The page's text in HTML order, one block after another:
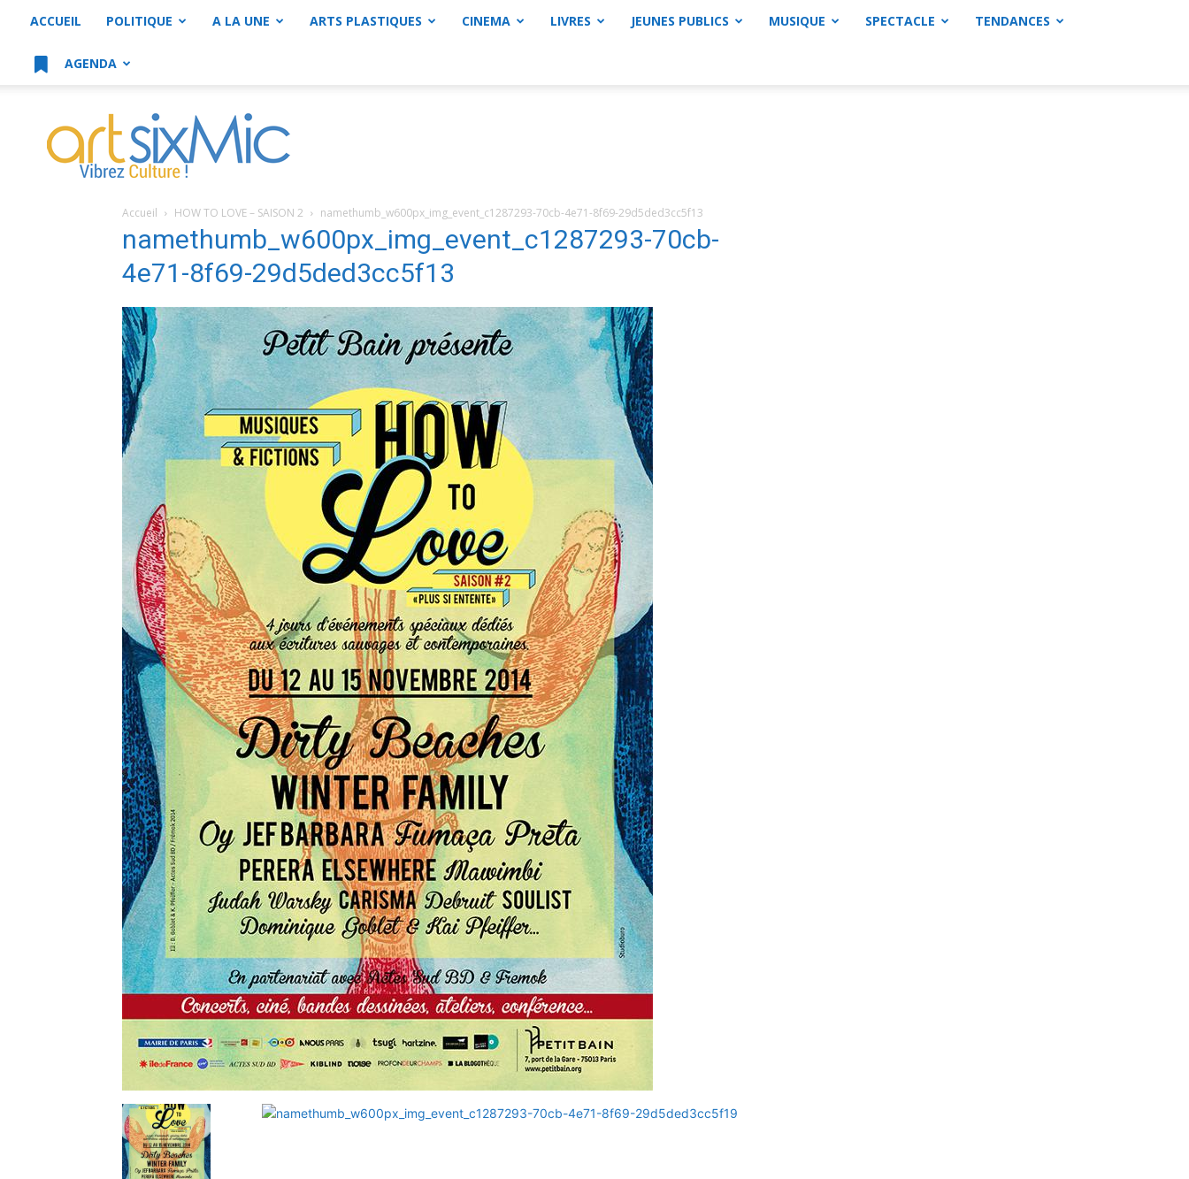
ACCUEIL POLITIQUE A LA UNE ARTS PLASTIQUES CINEMA LIVRES JEUNES PUBLICS MUSIQUE SPECTACLE TENDANCES
AGENDA
artsixMic
Accueil HOW TO LOVE – SAISON 2 namethumb_w600px_img_event_c1287293-70cb-4e71-8f69-29d5ded3cc5f13
namethumb_w600px_img_event_c1287293-70cb-
4e71-8f69-29d5ded3cc5f13